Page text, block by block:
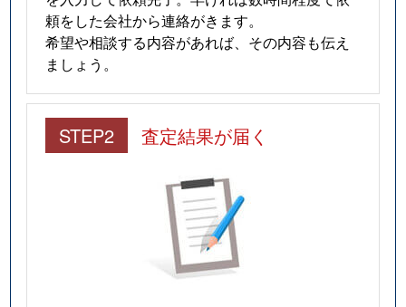
頼をした会社から連絡がきます。
希望や相談する内容があれば、その内容も伝え
ましょう。
STEP2 査定結果が届く